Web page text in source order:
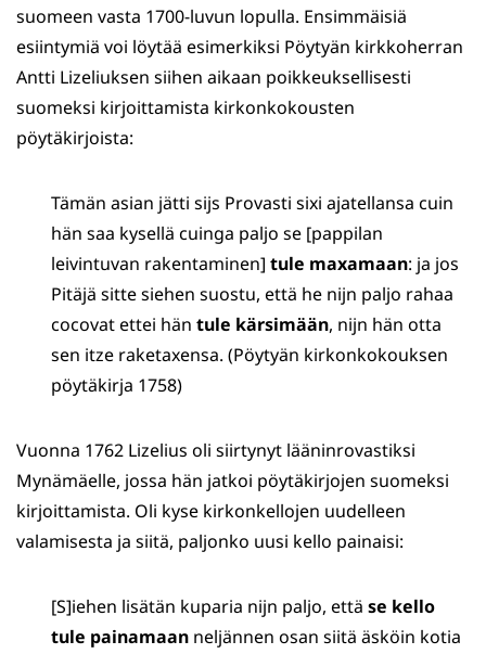
suomeen vasta 1700-luvun lopulla. Ensimmäisiä
esiintymiä voi löytää esimerkiksi Pöytyän kirkkoherran
Antti Lizeliuksen siihen aikaan poikkeuksellisesti
suomeksi kirjoittamista kirkonkokousten
pöytäkirjoista:
Tämän asian jätti sijs Provasti sixi ajatellansa cuin
hän saa kysellä cuinga paljo se [pappilan
leivintuvan rakentaminen] tule maxamaan: ja jos
Pitäjä sitte siehen suostu, että he nijn paljo rahaa
cocovat ettei hän tule kärsimään, nijn hän otta
sen itze raketaxensa. (Pöytyän kirkonkokouksen
pöytäkirja 1758)
Vuonna 1762 Lizelius oli siirtynyt lääninrovastiksi
Mynämäelle, jossa hän jatkoi pöytäkirjojen suomeksi
kirjoittamista. Oli kyse kirkonkellojen uudelleen
valamisesta ja siitä, paljonko uusi kello painaisi:
[S]iehen lisätän kuparia nijn paljo, että se kello
tule painamaan neljännen osan siitä äsköin kotia